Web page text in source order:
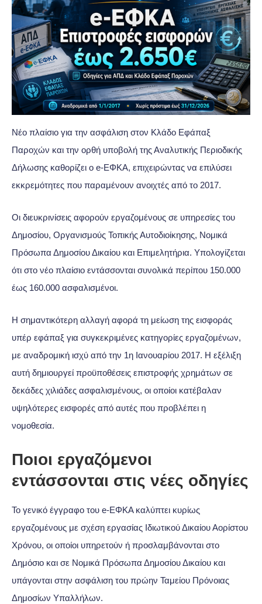
Νέο πλαίσιο για την ασφάλιση στον Κλάδο Εφάπαξ
Παροχών και την ορθή υποβολή της Αναλυτικής Περιοδικής
Δήλωσης καθορίζει ο e-ΕΦΚΑ, επιχειρώντας να επιλύσει
εκκρεμότητες που παραμένουν ανοιχτές από το 2017.
Οι διευκρινίσεις αφορούν εργαζομένους σε υπηρεσίες του
Δημοσίου, Οργανισμούς Τοπικής Αυτοδιοίκησης, Νομικά
Πρόσωπα Δημοσίου Δικαίου και Επιμελητήρια. Υπολογίζεται
ότι στο νέο πλαίσιο εντάσσονται συνολικά περίπου 150.000
έως 160.000 ασφαλισμένοι.
Η σημαντικότερη αλλαγή αφορά τη μείωση της εισφοράς
υπέρ εφάπαξ για συγκεκριμένες κατηγορίες εργαζομένων,
με αναδρομική ισχύ από την 1η Ιανουαρίου 2017. Η εξέλιξη
αυτή δημιουργεί προϋποθέσεις επιστροφής χρημάτων σε
δεκάδες χιλιάδες ασφαλισμένους, οι οποίοι κατέβαλαν
υψηλότερες εισφορές από αυτές που προβλέπει η
νομοθεσία.
Ποιοι εργαζόμενοι
εντάσσονται στις νέες οδηγίες
Το γενικό έγγραφο του e-ΕΦΚΑ καλύπτει κυρίως
εργαζομένους με σχέση εργασίας Ιδιωτικού Δικαίου Αορίστου
Χρόνου, οι οποίοι υπηρετούν ή προσλαμβάνονται στο
Δημόσιο και σε Νομικά Πρόσωπα Δημοσίου Δικαίου και
υπάγονται στην ασφάλιση του πρώην Ταμείου Πρόνοιας
Δημοσίων Υπαλλήλων.